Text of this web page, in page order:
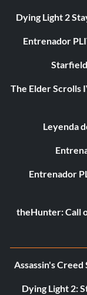
Dying Light 2
Entrenador
The Elder Scrolls
Leyenda
Entrenador
theHunter: Call
Assassin's
Dying Light 2: